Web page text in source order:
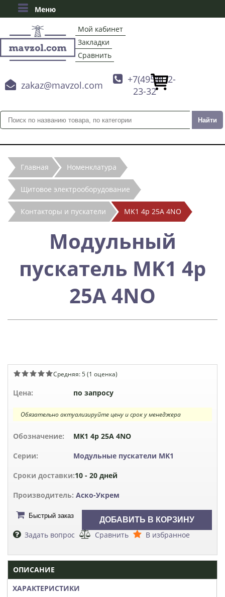
Меню
Мой кабинет
Закладки
Сравнить
 zakaz@mavzol.com
 +7(495)132-
23-32
Главная Номенклатура
Щитовое электрооборудование
Контакторы и пускатели MK1 4p 25A 4NO
Модульный
пускатель MK1 4p
25A 4NO
Средняя:5(1 оценка)
Цена: по запросу
Обязательно актуализируйте цену и срок у менеджера
Обозначение: MK1 4p 25A 4NO
Серии: Модульные пускатели MK1
Сроки доставки:10 - 20 дней
Производитель: Аско-Укрем
Быстрый заказ
Задать вопрос Сравнить В избранное
ОПИСАНИЕ
ХАРАКТЕРИСТИКИ